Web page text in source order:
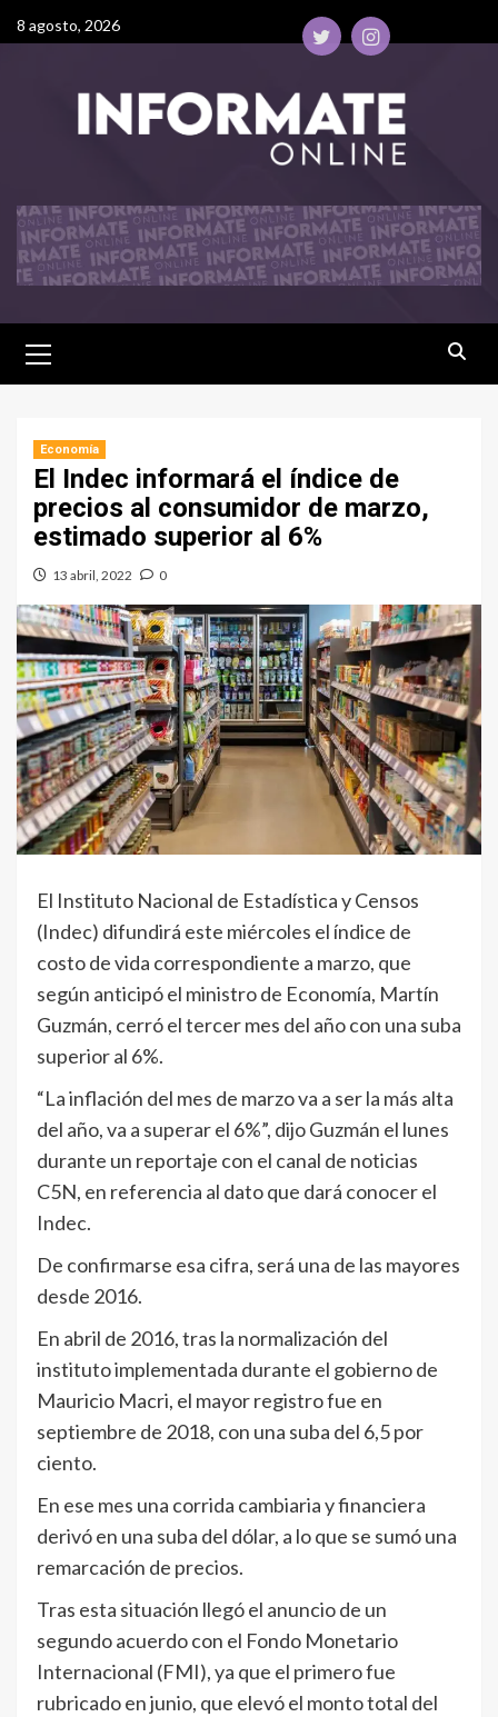
8 agosto, 2026
Economía
El Indec informará el índice de
precios al consumidor de marzo,
estimado superior al 6%
13 abril, 2022 0
El Instituto Nacional de Estadística y Censos
(Indec) difundirá este miércoles el índice de
costo de vida correspondiente a marzo, que
según anticipó el ministro de Economía, Martín
Guzmán, cerró el tercer mes del año con una suba
superior al 6%.
“La inflación del mes de marzo va a ser la más alta
del año, va a superar el 6%”, dijo Guzmán el lunes
durante un reportaje con el canal de noticias
C5N, en referencia al dato que dará conocer el
Indec.
De confirmarse esa cifra, será una de las mayores
desde 2016.
En abril de 2016, tras la normalización del
instituto implementada durante el gobierno de
Mauricio Macri, el mayor registro fue en
septiembre de 2018, con una suba del 6,5 por
ciento.
En ese mes una corrida cambiaria y financiera
derivó en una suba del dólar, a lo que se sumó una
remarcación de precios.
Tras esta situación llegó el anuncio de un
segundo acuerdo con el Fondo Monetario
Internacional (FMI), ya que el primero fue
rubricado en junio, que elevó el monto total del